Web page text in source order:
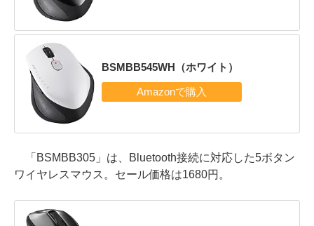
BSMBB545WH（ホワイト）
「BSMBB305」は、Bluetooth接続に対応した5ボタン
ワイヤレスマウス。セール価格は1680円。